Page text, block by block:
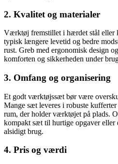
2. Kvalitet og materialer
Værktøj fremstillet i hærdet stål eller
typisk længere levetid og bedre
rust. Greb med ergonomisk design
komforten og sikkerheden under
3. Omfang og organisering
Et godt værktøjssæt bør være
Mange sæt leveres i robuste
rum, der holder værktøjet på plads.
kompakt sæt til hurtige opgaver eller
alsidigt brug.
4. Pris og værdi